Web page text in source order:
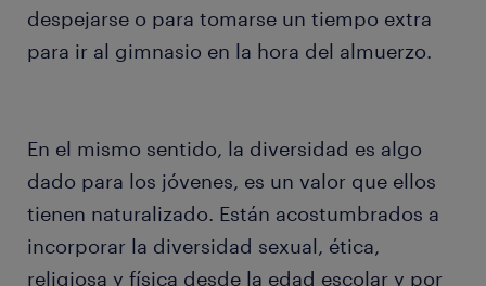
despejarse o para tomarse un tiempo extra
para ir al gimnasio en la hora del almuerzo.
En el mismo sentido, la diversidad es algo
dado para los jóvenes, es un valor que ellos
tienen naturalizado. Están acostumbrados a
incorporar la diversidad sexual, ética,
religiosa y física desde la edad escolar y por